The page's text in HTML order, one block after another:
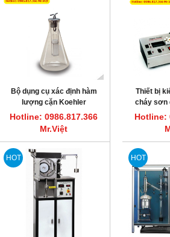
Bộ dụng cụ xác định hàm
lượng cặn Koehler
(Sediment Extraction
Apparatus)
Hotline: 0986.817.366
Mr.Việt
Thiết bị
cháy sơn
Flash
Hotline:
HOT HOT